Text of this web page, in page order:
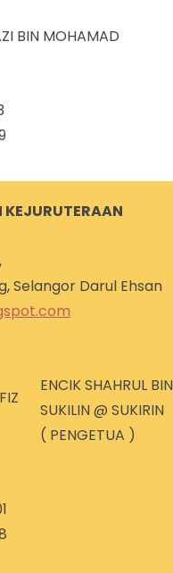
BIN MOHAMAD
Selangor Darul Ehsan
ENCIK SHAHRUL BIN
SUKILIN @ SUKIRIN
( PENGETUA )